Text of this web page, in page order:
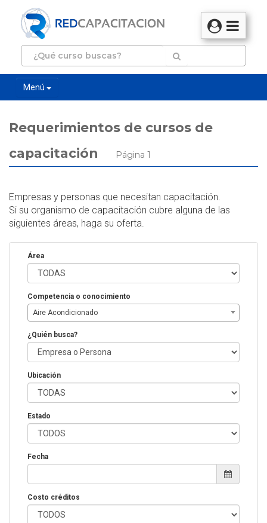
Menú
Requerimientos de cursos de
capacitación
Página 1
Empresas y personas que necesitan capacitación.
Si su organismo de capacitación cubre alguna de las
siguientes áreas, haga su oferta.
Área
Competencia o conocimiento
Aire Acondicionado
¿Quién busca?
Ubicación
Estado
Fecha
Costo créditos